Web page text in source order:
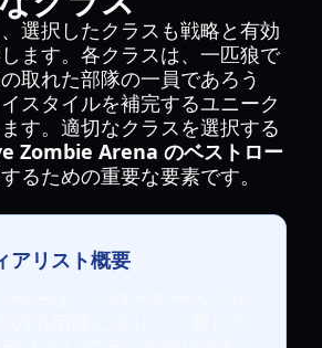
選択したクラスも戦略と有効
ます。各クラスは、一匹狼で
取れた部隊の一員であろう
スタイルを補完するユニーク
す。適切なクラスを選択する
Zombie Arena のベストロー
るための重要な要素です。
アリスト概要